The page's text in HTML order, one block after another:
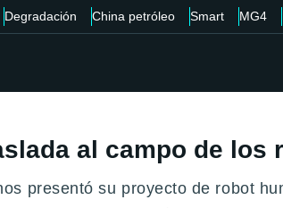
Degradación China petróleo Smart MG4
al campo de los
presentó su proyecto de robot